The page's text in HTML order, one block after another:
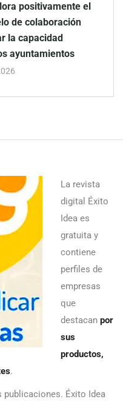
positivamente el
de colaboración
la capacidad
ayuntamientos
La revista
digital Éxito
Idea es
gratuita y
contiene
perfiles de
empresas
que
destacan por
sus
productos,
.
publicaciones. Éxito Idea